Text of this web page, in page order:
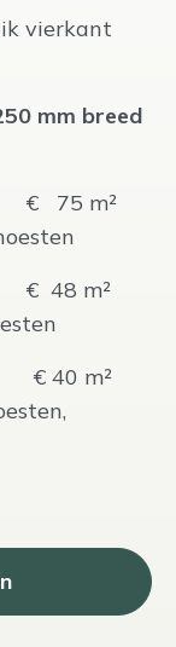
vierkant
mm breed
75 m²
48 m²
40 m²